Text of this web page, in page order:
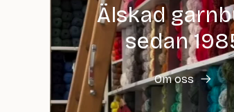
Älskad
sedan
Om oss